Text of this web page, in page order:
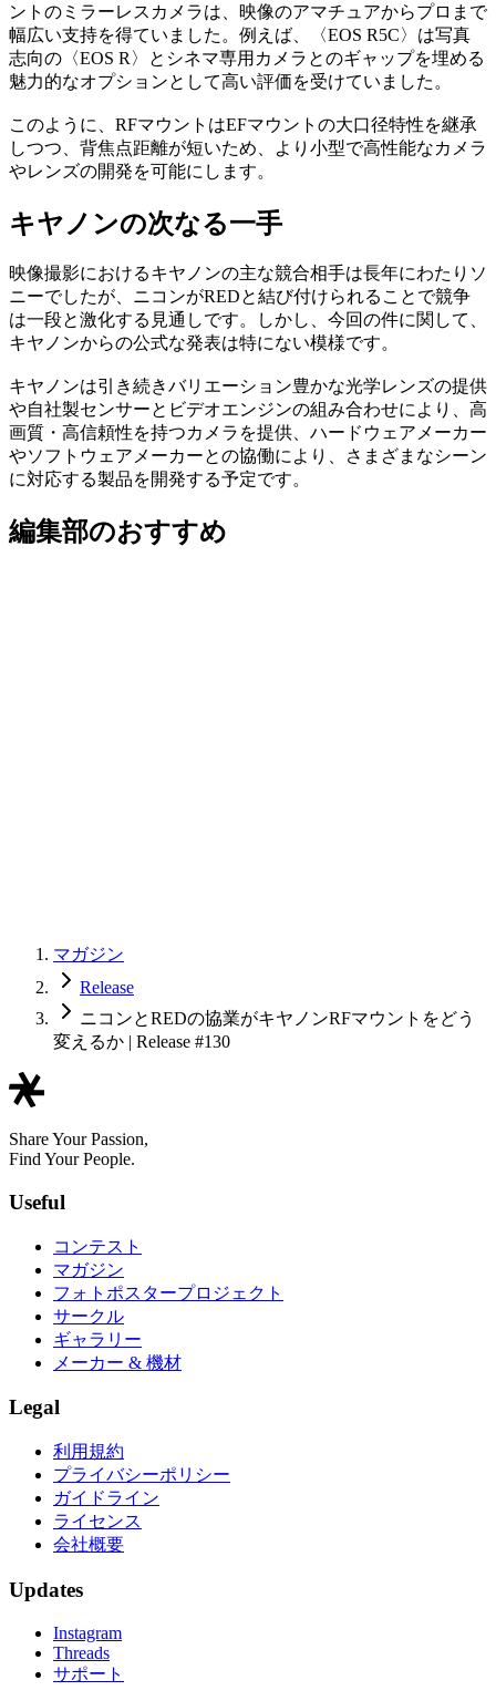
ントのミラーレスカメラは、映像のアマチュアからプロまで
幅広い支持を得ていました。例えば、〈EOS R5C〉は写真
志向の〈EOS R〉とシネマ専用カメラとのギャップを埋める
魅力的なオプションとして高い評価を受けていました。
このように、RFマウントはEFマウントの大口径特性を継承
しつつ、背焦点距離が短いため、より小型で高性能なカメラ
やレンズの開発を可能にします。
キヤノンの次なる一手
映像撮影におけるキヤノンの主な競合相手は長年にわたりソ
ニーでしたが、ニコンがREDと結び付けられることで競争
は一段と激化する見通しです。しかし、今回の件に関して、
キヤノンからの公式な発表は特にない模様です。
キヤノンは引き続きバリエーション豊かな光学レンズの提供
や自社製センサーとビデオエンジンの組み合わせにより、高
画質・高信頼性を持つカメラを提供、ハードウェアメーカー
やソフトウェアメーカーとの協働により、さまざまなシーン
に対応する製品を開発する予定です。
編集部のおすすめ
マガジン
Release
ニコンとREDの協業がキヤノンRFマウントをどう
変えるか | Release #130
Share Your Passion,
Find Your People.
Useful
コンテスト
マガジン
フォトポスタープロジェクト
サークル
ギャラリー
メーカー & 機材
Legal
利用規約
プライバシーポリシー
ガイドライン
ライセンス
会社概要
Updates
Instagram
Threads
サポート